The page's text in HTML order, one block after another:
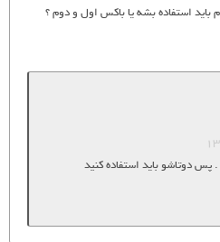
استفاده بشه یا باکس اول و دوم ؟
دوتاشو باید استفاده کنید